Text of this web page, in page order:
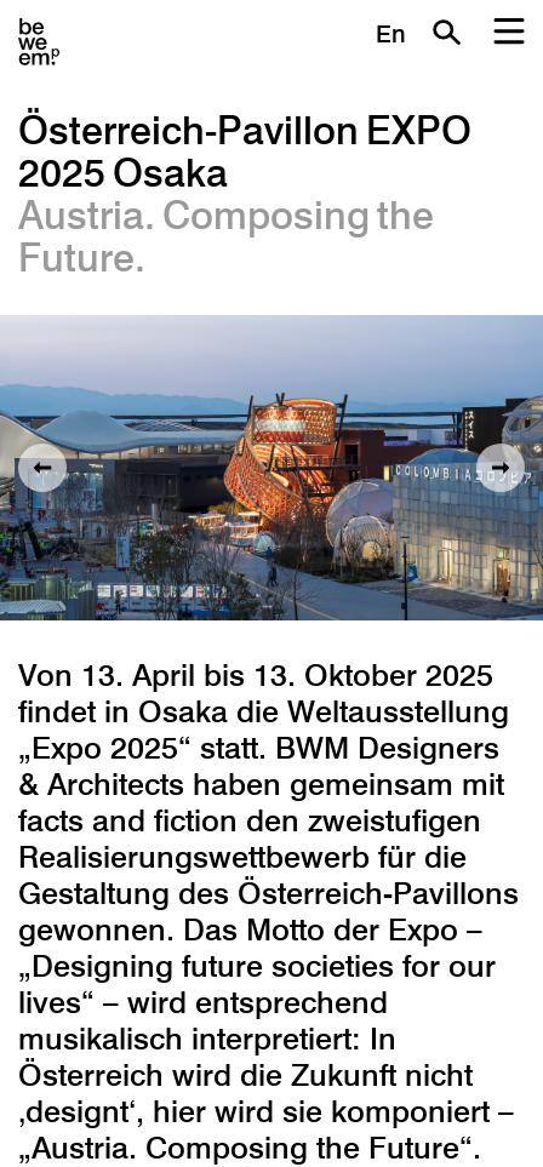
En
Österreich-Pavillon EXPO
2025 Osaka
Austria. Composing the
Future.
Von 13. April bis 13. Oktober 2025
findet in Osaka die Weltausstellung
„Expo 2025“ statt. BWM Designers
& Architects haben gemeinsam mit
facts and fiction den zweistufigen
Realisierungswettbewerb für die
Gestaltung des Österreich-Pavillons
gewonnen. Das Motto der Expo –
„Designing future societies for our
lives“ – wird entsprechend
musikalisch interpretiert: In
Österreich wird die Zukunft nicht
‚designt‘, hier wird sie komponiert –
„Austria. Composing the Future“.